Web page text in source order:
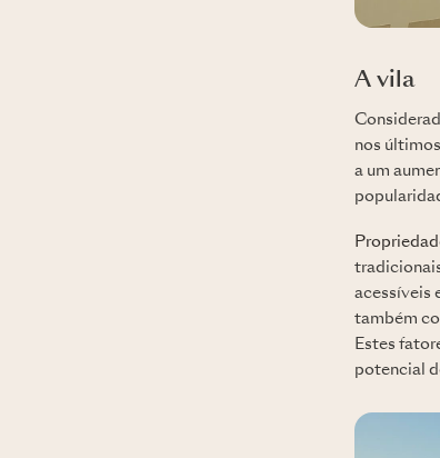
A vila
nos
a um
acessíveis
também
Estes
potencial